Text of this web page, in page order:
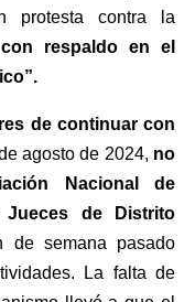
protesta contra la
respaldo en el
de continuar con
agosto de 2024, no
Nacional de
de Distrito
de semana pasado
La falta de